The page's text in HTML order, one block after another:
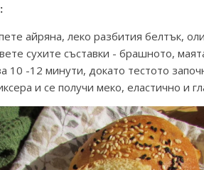
айряна, леко разбития белтък,
сухите съставки - брашното,
10 -12 минути, докато тестото
и се получи меко, еластично и